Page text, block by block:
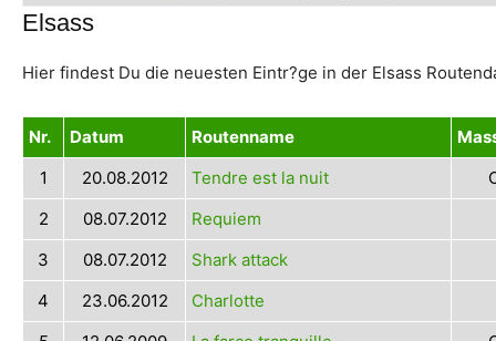
Elsass
Hier findest Du die neuesten Eintr?ge in der Elsass
Nr. Datum Routenname
1
20.08.2012 Tendre est la nuit
2
08.07.2012
Requiem
3
08.07.2012
Shark attack
4
23.06.2012
Charlotte